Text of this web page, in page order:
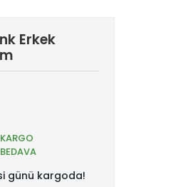
Erkek
KARGO
BEDAVA
günü kargoda!